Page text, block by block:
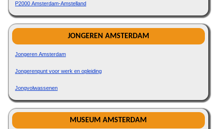
P2000 Amsterdam-Amstelland
JONGEREN AMSTERDAM
Jongeren Amsterdam
Jongerenpunt voor werk en opleiding
Jongvolwassenen
MUSEUM AMSTERDAM